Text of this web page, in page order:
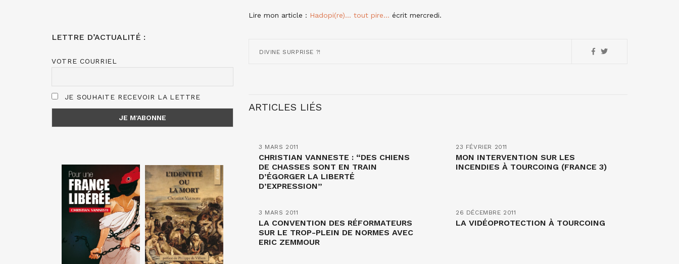
Lire mon article : Hadopi(re)… tout pire… écrit mercredi.
DIVINE SURPRISE ?!
ARTICLES LIÉS
3 MARS 2011
CHRISTIAN VANNESTE : “DES CHIENS
DE CHASSES SONT EN TRAIN
D’ÉGORGER LA LIBERTÉ
D’EXPRESSION”
23 FÉVRIER 2011
MON INTERVENTION SUR LES
INCENDIES À TOURCOING (FRANCE 3)
3 MARS 2011
LA CONVENTION DES RÉFORMATEURS
SUR LE TROP-PLEIN DE NORMES AVEC
ERIC ZEMMOUR
26 DÉCEMBRE 2011
LA VIDÉOPROTECTION À TOURCOING
LETTRE D’ACTUALITÉ :
VOTRE COURRIEL
JE SOUHAITE RECEVOIR LA LETTRE